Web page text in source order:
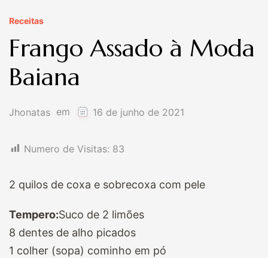
Receitas
Frango Assado à Moda
Baiana
Jhonatas em 16 de junho de 2021
Numero de Visitas: 83
2 quilos de coxa e sobrecoxa com pele
Tempero:Suco de 2 limões
8 dentes de alho picados
1 colher (sopa) cominho em pó